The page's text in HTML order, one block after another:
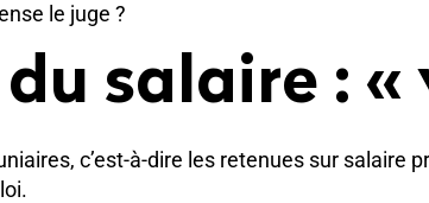
le juge ?
salaire : «
c’est-à-dire les retenues sur